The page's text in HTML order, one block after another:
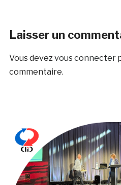
Laisser un
Vous devez vous connecter
commentaire.